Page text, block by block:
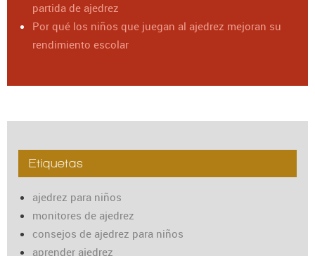
partida de ajedrez
Por qué los niños que juegan al ajedrez mejoran su
rendimiento escolar
Etiquetas
ajedrez para niños
monitores de ajedrez
consejos de ajedrez para niños
aprender ajedrez